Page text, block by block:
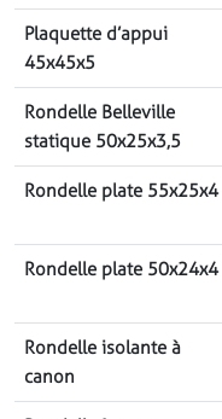
Plaquette d’appui
45x45x5
Rondelle Belleville
statique 50x25x3,5
Rondelle plate 55x25x4
Rondelle plate 50x24x4
Rondelle isolante à
canon